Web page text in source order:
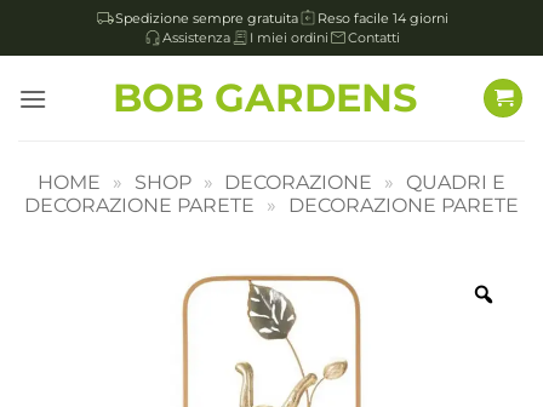
Spedizione sempre gratuita
Reso facile 14 giorni
Assistenza
I miei ordini Contatti
BOB GARDENS
HOME » SHOP » DECORAZIONE »
QUADRI E
DECORAZIONE PARETE
» DECORAZIONE PARETE